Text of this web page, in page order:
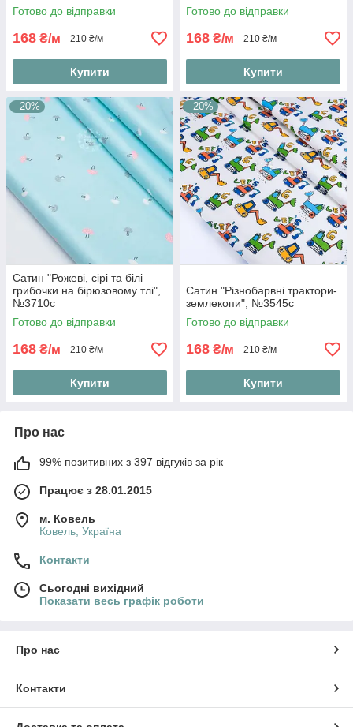
Готово до відправки
168 ₴/м 210 ₴/м
Купити
Готово до відправки
168 ₴/м 210 ₴/м
Купити
–20%
Сатин "Рожеві, сірі та білі
грибочки на бірюзовому тлі",
№3710с
Готово до відправки
168 ₴/м 210 ₴/м
Купити
–20%
Сатин "Різнобарвні трактори-
землекопи", №3545с
Готово до відправки
168 ₴/м 210 ₴/м
Купити
Про нас
99% позитивних з 397 відгуків за рік
Працює з 28.01.2015
м. Ковель
Ковель, Україна
Контакти
Сьогодні вихідний
Показати весь графік роботи
Про нас
Контакти